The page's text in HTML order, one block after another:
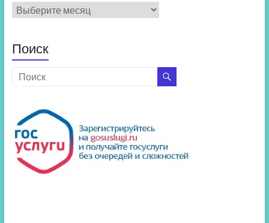
Архив
новостей
Поиск